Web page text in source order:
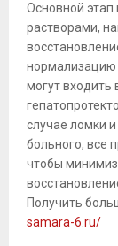
Основной этап
растворами,
нормализацию
могут
случае ломки
больного, все
чтобы
Получить
samara-6.ru/